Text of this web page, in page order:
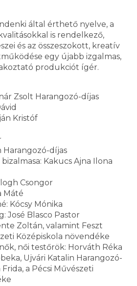
által érthető nyelve, a
is rendelkező,
és az összeszokott, kreatív
egy újabb izgalmas,
produkciót ígér.
Zsolt Harangozó-díjas
Kristóf
Harangozó-díjas
Kakucs Ajna Ilona
Csongor
Máté
Kócsy Mónika
José Blasco Pastor
Zoltán, valamint Feszt
Középiskola növendéke
női testőrök: Horváth Réka
Ujvári Katalin Harangozó-
a Pécsi Művészeti